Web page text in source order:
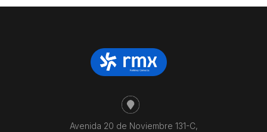
Avenida 20 de Noviembre 131-C,